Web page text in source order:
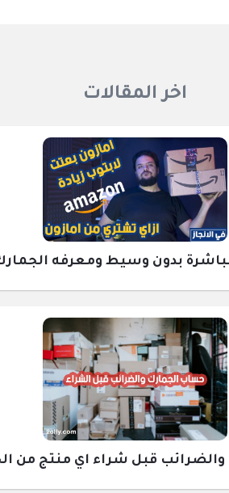
اخر المقالات
وسيط ومعرفه الجمارك 2020 | في
قبل شراء اي منتج من الخارج